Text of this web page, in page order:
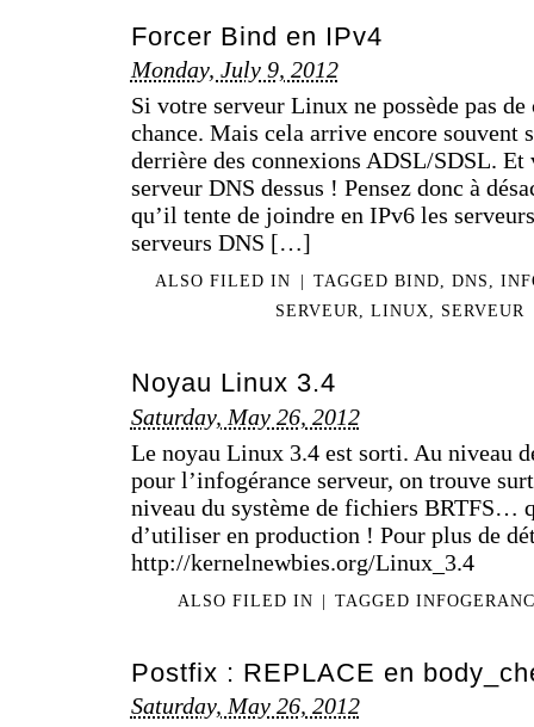
Forcer Bind en IPv4
Monday, July 9, 2012
Si votre serveur Linux ne possède pas
chance. Mais cela arrive encore souvent
derrière des connexions ADSL/SDSL. Et
serveur DNS dessus ! Pensez donc à
qu’il tente de joindre en IPv6 les
serveurs DNS […]
ALSO FILED IN | TAGGED BIND, DNS,
SERVEUR, LINUX, SERVEUR
Noyau Linux 3.4
Saturday, May 26, 2012
Le noyau Linux 3.4 est sorti. Au niveau
pour l’infogérance serveur, on trouve
niveau du système de fichiers BRTFS…
d’utiliser en production ! Pour plus de
http://kernelnewbies.org/Linux_3.4
ALSO FILED IN | TAGGED
Postfix : REPLACE en
Saturday, May 26, 2012